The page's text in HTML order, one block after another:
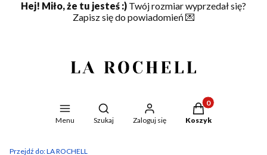
Hej! Miło, że tu jesteś :) Twój rozmiar wyprzedał się?
Zapisz się do powiadomień 💌
Menu
Otwórz wyszukiwarkę
Szukaj Zaloguj się
Produkty w
Koszyk
Przejdź do:LA ROCHELL